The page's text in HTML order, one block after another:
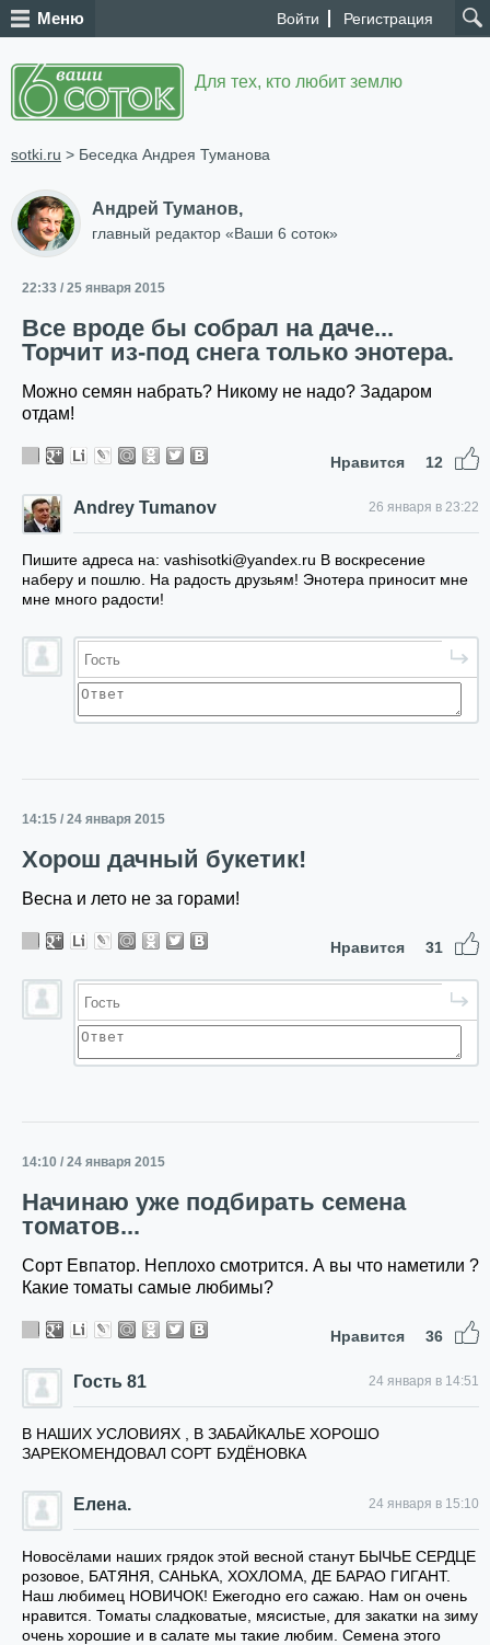
Войти Регистрация
Меню
Для тех, кто любит землю
sotki.ru > Беседка Андрея Туманова
Андрей Туманов,
главный редактор «Ваши 6 соток»
22:33 / 25 января 2015
Все вроде бы собрал на даче...
Торчит из-под снега только энотера.
Можно семян набрать? Никому не надо? Задаром
отдам!
Нравится 12
Andrey Tumanov 26 января в 23:22
Пишите адреса на: vashisotki@yandex.ru В воскресение
наберу и пошлю. На радость друзьям! Энотера приносит мне
мне много радости!
14:15 / 24 января 2015
Хорош дачный букетик!
Весна и лето не за горами!
Нравится 31
14:10 / 24 января 2015
Начинаю уже подбирать семена
томатов...
Сорт Евпатор. Неплохо смотрится. А вы что наметили ?
Какие томаты самые любимы?
Нравится 36
Гость 81 24 января в 14:51
В НАШИХ УСЛОВИЯХ , В ЗАБАЙКАЛЬЕ ХОРОШО
ЗАРЕКОМЕНДОВАЛ СОРТ БУДЁНОВКА
Елена. 24 января в 15:10
Новосёлами наших грядок этой весной станут БЫЧЬЕ СЕРДЦЕ
розовое, БАТЯНЯ, САНЬКА, ХОХЛОМА, ДЕ БАРАО ГИГАНТ.
Наш любимец НОВИЧОК! Ежегодно его сажаю. Нам он очень
нравится. Томаты сладковатые, мясистые, для закатки на зиму
очень хорошие и в салате мы такие любим. Семена этого